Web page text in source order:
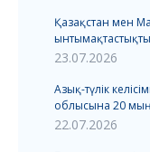
Қазақстан мен
23.07.2026
Азық-түлік
облысына 20
22.07.2026